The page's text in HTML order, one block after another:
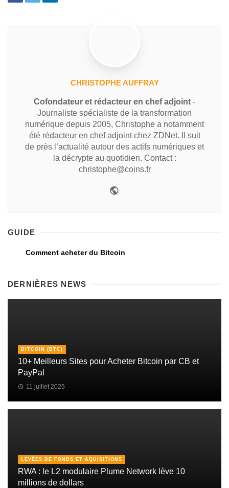
CHRISTOPHE AUFFRAY
Cofondateur et rédacteur en chef adjoint -
Journaliste spécialiste de la transformation
numérique depuis 2005, Christophe a notamment
été rédacteur en chef adjoint chez ZDNet. Il suit
de près l’actualité autour des actifs numériques et
la décrypte au quotidien. Contact :
christophe@coins.fr
GUIDE
Comment acheter du Bitcoin
DERNIÈRES NEWS
BITCOIN (BTC)
10+ Meilleurs Sites pour Acheter Bitcoin par CB et
PayPal
11 juillet 2025
LEVÉES DE FONDS ET AQUISITIONS
RWA : le L2 modulaire Plume Network lève 10
millions de dollars